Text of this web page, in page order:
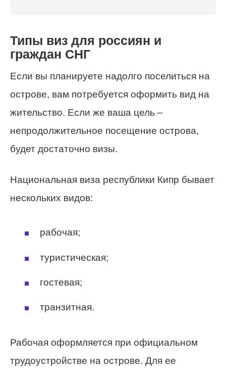
Типы виз для россиян и
граждан СНГ
Если вы планируете надолго поселиться на
острове, вам потребуется оформить вид на
жительство. Если же ваша цель –
непродолжительное посещение острова,
будет достаточно визы.
Национальная виза республики Кипр бывает
нескольких видов:
рабочая;
туристическая;
гостевая;
транзитная.
Рабочая оформляется при официальном
трудоустройстве на острове. Для ее